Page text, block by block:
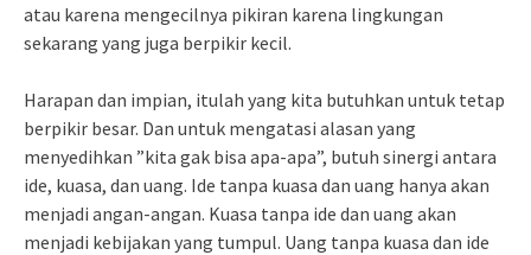
atau karena mengecilnya pikiran karena lingkungan
sekarang yang juga berpikir kecil.
Harapan dan impian, itulah yang kita butuhkan untuk tetap
berpikir besar. Dan untuk mengatasi alasan yang
menyedihkan ”kita gak bisa apa-apa”, butuh sinergi antara
ide, kuasa, dan uang. Ide tanpa kuasa dan uang hanya akan
menjadi angan-angan. Kuasa tanpa ide dan uang akan
menjadi kebijakan yang tumpul. Uang tanpa kuasa dan ide